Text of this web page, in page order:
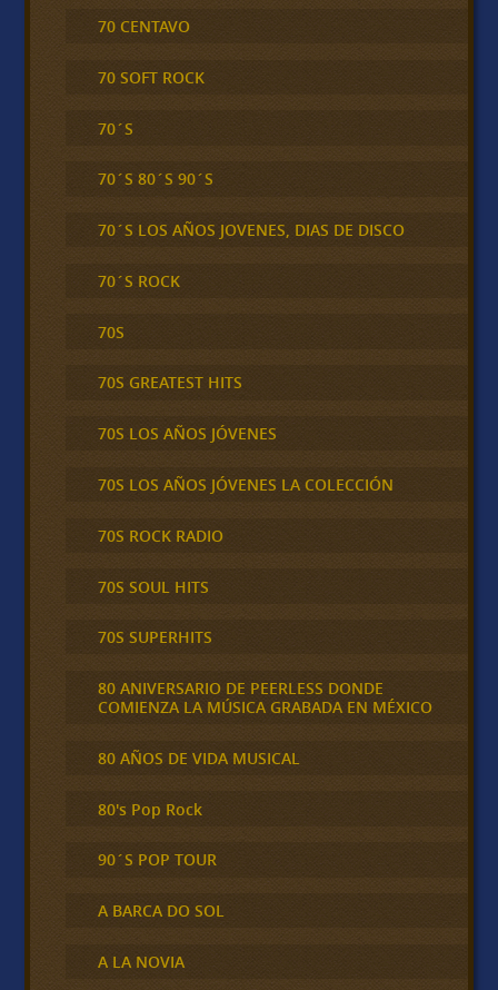
70 CENTAVO
70 SOFT ROCK
70´S
70´S 80´S 90´S
70´S LOS AÑOS JOVENES, DIAS DE DISCO
70´S ROCK
70S
70S GREATEST HITS
70S LOS AÑOS JÓVENES
70S LOS AÑOS JÓVENES LA COLECCIÓN
70S ROCK RADIO
70S SOUL HITS
70S SUPERHITS
80 ANIVERSARIO DE PEERLESS DONDE
COMIENZA LA MÚSICA GRABADA EN MÉXICO
80 AÑOS DE VIDA MUSICAL
80's Pop Rock
90´S POP TOUR
A BARCA DO SOL
A LA NOVIA